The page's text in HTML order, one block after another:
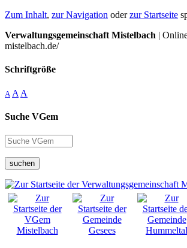
Zum Inhalt, zur Navigation oderzur Startseite
Verwaltungsgemeinschaft Mistelbach |
mistelbach.de/
Schriftgröße
A A A
Suche VGem
suchen